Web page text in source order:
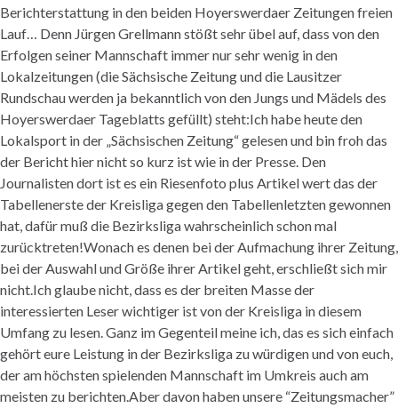
Berichterstattung in den beiden Hoyerswerdaer Zeitungen freien
Lauf… Denn Jürgen Grellmann stößt sehr übel auf, dass von den
Erfolgen seiner Mannschaft immer nur sehr wenig in den
Lokalzeitungen (die Sächsische Zeitung und die Lausitzer
Rundschau werden ja bekanntlich von den Jungs und Mädels des
Hoyerswerdaer Tageblatts gefüllt) steht:Ich habe heute den
Lokalsport in der „Sächsischen Zeitung“ gelesen und bin froh das
der Bericht hier nicht so kurz ist wie in der Presse. Den
Journalisten dort ist es ein Riesenfoto plus Artikel wert das der
Tabellenerste der Kreisliga gegen den Tabellenletzten gewonnen
hat, dafür muß die Bezirksliga wahrscheinlich schon mal
zurücktreten!Wonach es denen bei der Aufmachung ihrer Zeitung,
bei der Auswahl und Größe ihrer Artikel geht, erschließt sich mir
nicht.Ich glaube nicht, dass es der breiten Masse der
interessierten Leser wichtiger ist von der Kreisliga in diesem
Umfang zu lesen. Ganz im Gegenteil meine ich, das es sich einfach
gehört eure Leistung in der Bezirksliga zu würdigen und von euch,
der am höchsten spielenden Mannschaft im Umkreis auch am
meisten zu berichten.Aber davon haben unsere “Zeitungsmacher”